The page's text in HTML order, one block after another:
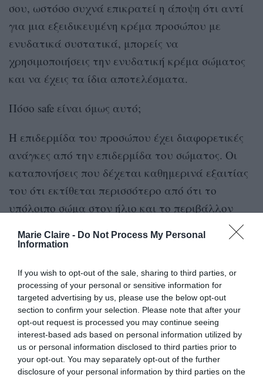
Marie Claire - Do Not Process My Personal
Information
If you wish to opt-out of the sale, sharing to third parties, or
processing of your personal or sensitive information for
targeted advertising by us, please use the below opt-out
section to confirm your selection. Please note that after your
opt-out request is processed you may continue seeing
interest-based ads based on personal information utilized by
us or personal information disclosed to third parties prior to
your opt-out. You may separately opt-out of the further
disclosure of your personal information by third parties on the
σου, ωστόσο συχνά επικρατεί η άποψη ότι αντί
για μια εξειδικευμένη κρέμα προσώπου με
ενυδατικά συστατικά, μπορείς να
χρησιμοποιήσεις την ενυδατική κρέμα σώματος
και να έχεις τα ίδια αποτελέσματα.
Πόσο safe είναι όμως αυτό;
Η επιδερμίδα του προσώπου έχει διαφορετικές
ανάγκες από την επιδερμίδα του σώματος. Οι
καταπονήσεις που δέχεται καθημερινά εξαιτίας
του ότι εκτίθεται περισσότερο από ότι το
υπόλοιπο σώμα στον ήλιο και το περιβάλλον